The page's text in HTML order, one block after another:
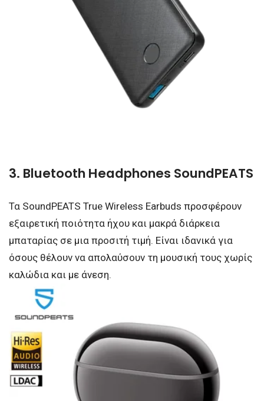
3. Bluetooth Headphones SoundPEATS
Τα SoundPEATS True Wireless Earbuds προσφέρουν
εξαιρετική ποιότητα ήχου και μακρά διάρκεια
μπαταρίας σε μια προσιτή τιμή. Είναι ιδανικά για
όσους θέλουν να απολαύσουν τη μουσική τους χωρίς
καλώδια και με άνεση.